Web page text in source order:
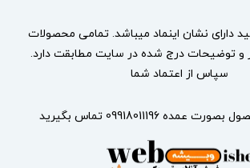
دارای نشان اینماد میباشد. تمامی محصولات
و توضیحات درج شده در سایت مطابقت دارد.
سپاس از اعتماد شما
09918011196 تماس بگیرید